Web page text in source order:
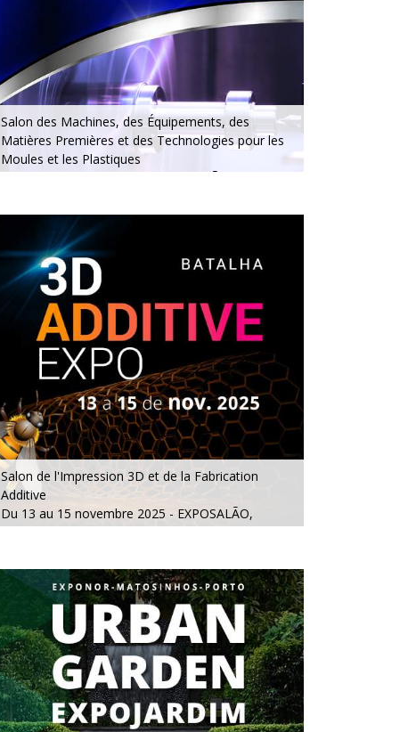
Salon des Machines, des Équipements, des
Matières Premières et des Technologies pour les
Moules et les Plastiques
Salon de l'Impression 3D et de la Fabrication
Additive
Du 13 au 15 novembre 2025 - EXPOSALÃO,